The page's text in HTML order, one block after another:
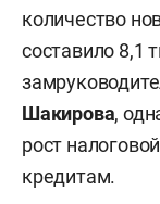
количество
составило 8,1
Шакирова,
рост
кредитам.